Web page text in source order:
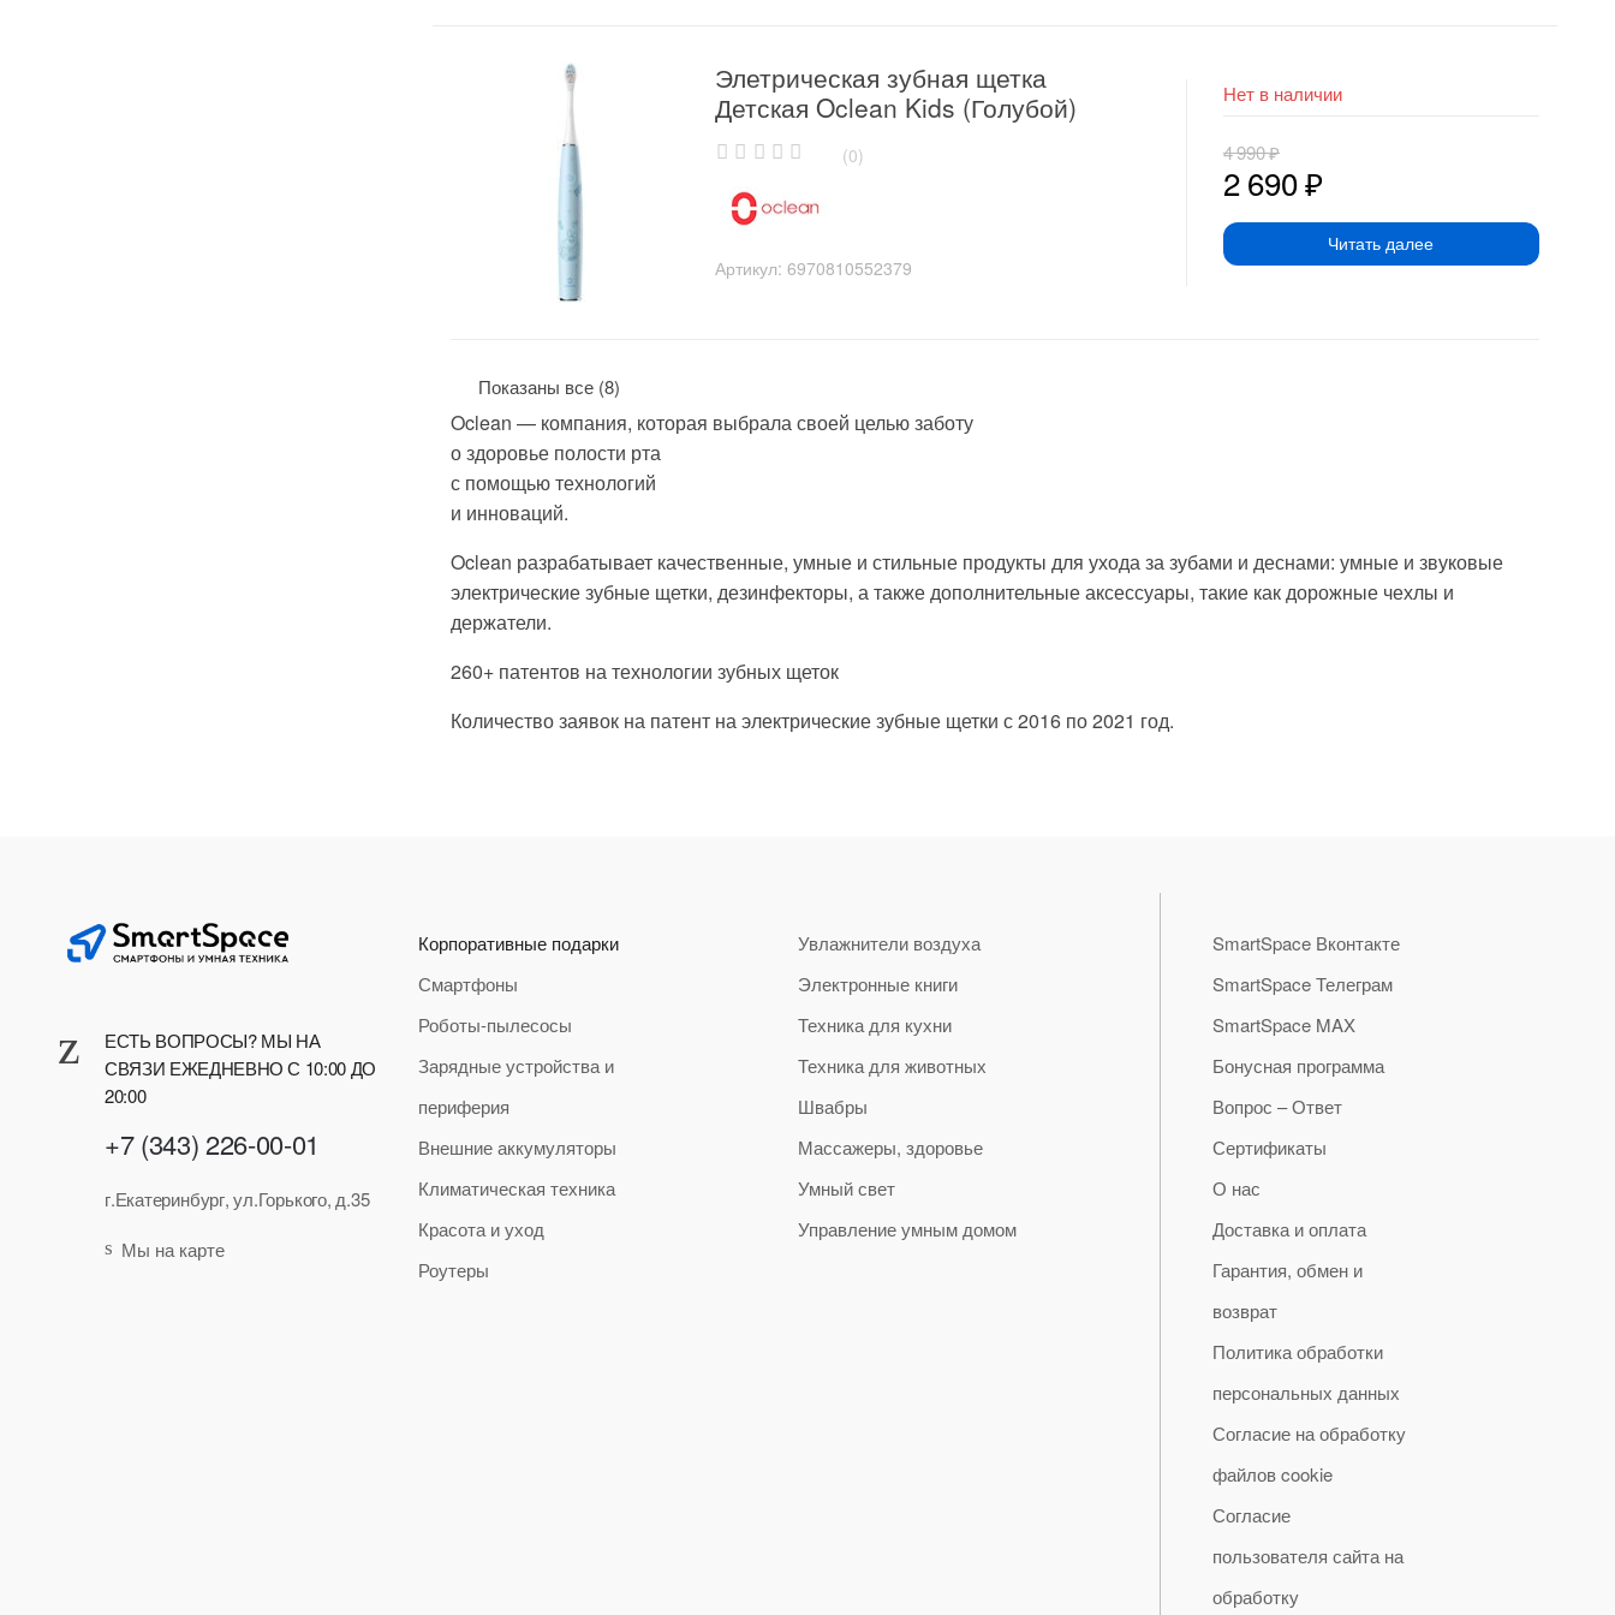
Элетрическая зубная щетка
Детская Oclean Kids (Голубой)
f
(0)
Артикул: 6970810552379
Нет в наличии
2 690₽
4 990₽
Читать далее
Показаны все (8)
по
Oclean — компания, которая выбрала своей целью заботу
о здоровье полости рта
с помощью технологий
и инноваций.
Oclean разрабатывает качественные, умные и стильные продукты для ухода за зубами и деснами: умные и звуковые
электрические зубные щетки, дезинфекторы, а также дополнительные аксессуары, такие как дорожные чехлы и
держатели.
260+ патентов на технологии зубных щеток
Количество заявок на патент на электрические зубные щетки с 2016 по 2021 год.
ЕСТЬ ВОПРОСЫ? МЫ НА
СВЯЗИ ЕЖЕДНЕВНО С 10:00 ДО
20:00
+7 (343) 226-00-01
г.Екатеринбург, ул.Горького, д.35
Мы на карте
Корпоративные подарки
Смартфоны
Роботы-пылесосы
Зарядные устройства и
периферия
Внешние аккумуляторы
Климатическая техника
Красота и уход
Роутеры
Увлажнители воздуха
Электронные книги
Техника для кухни
Техника для животных
Швабры
Массажеры, здоровье
Умный свет
Управление умным домом
SmartSpace Вконтакте
SmartSpace Телеграм
SmartSpace MAX
Бонусная программа
Вопрос – Ответ
Сертификаты
О нас
Доставка и оплата
Гарантия, обмен и
возврат
Политика обработки
персональных данных
Согласие на обработку
файлов cookie
Согласие
пользователя сайта на
обработку